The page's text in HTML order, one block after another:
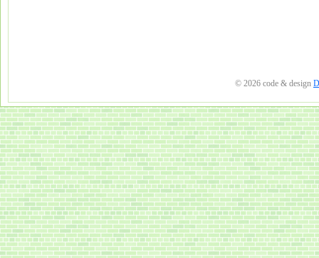
© 2026 code & design